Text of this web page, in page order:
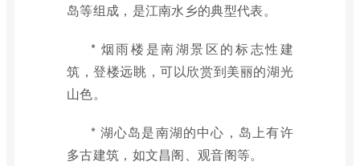
岛等组成，是江南水乡的典型代表。
* 烟雨楼是南湖景区的标志性建
筑，登楼远眺，可以欣赏到美丽的湖光
山色。
* 湖心岛是南湖的中心，岛上有许
多古建筑，如文昌阁、观音阁等。